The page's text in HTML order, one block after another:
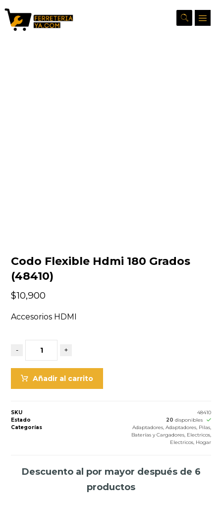
Codo Flexible Hdmi 180 Grados
(48410)
$10,900
Accesorios HDMI
- +
Añadir al carrito
SKU
48410
Estado
20 disponibles
Categorías
Adaptadores, Adaptadores, Pilas,
Baterías y Cargadores, Electricos,
Electricos, Hogar
Descuento al por mayor después de 6
productos